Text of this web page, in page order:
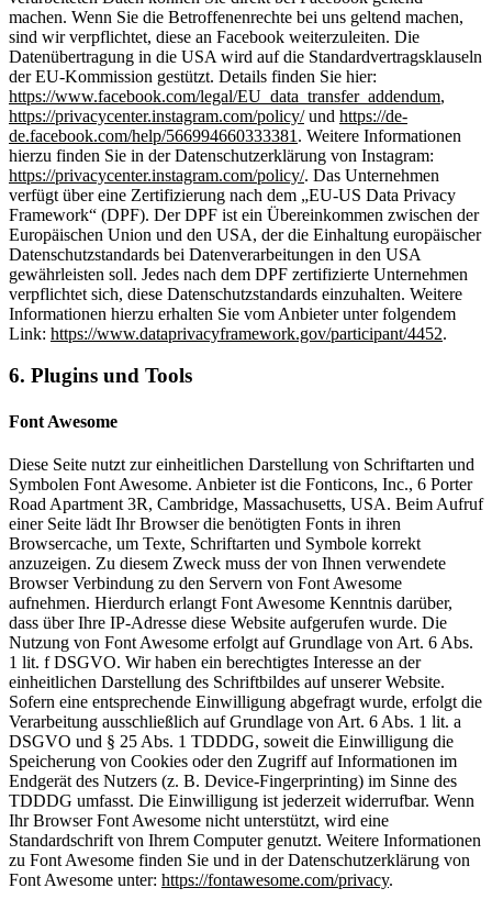
machen. Wenn Sie die Betroffenenrechte bei uns geltend machen,
sind wir verpflichtet, diese an Facebook weiterzuleiten. Die
Datenübertragung in die USA wird auf die Standardvertragsklauseln
der EU-Kommission gestützt. Details finden Sie hier:
https://www.facebook.com/legal/EU_data_transfer_addendum,
https://privacycenter.instagram.com/policy/und https://de-
de.facebook.com/help/566994660333381 . Weitere Informationen
hierzu finden Sie in der Datenschutzerklärung von Instagram:
https://privacycenter.instagram.com/policy/. Das Unternehmen
verfügt über eine Zertifizierung nach dem „EU-US Data Privacy
Framework“ (DPF). Der DPF ist ein Übereinkommen zwischen der
Europäischen Union und den USA, der die Einhaltung europäischer
Datenschutzstandards bei Datenverarbeitungen in den USA
gewährleisten soll. Jedes nach dem DPF zertifizierte Unternehmen
verpflichtet sich, diese Datenschutzstandards einzuhalten. Weitere
Informationen hierzu erhalten Sie vom Anbieter unter folgendem
Link: https://www.dataprivacyframework.gov/participant/4452.
6. Plugins und Tools
Font Awesome
Diese Seite nutzt zur einheitlichen Darstellung von Schriftarten und
Symbolen Font Awesome. Anbieter ist die Fonticons, Inc., 6 Porter
Road Apartment 3R, Cambridge, Massachusetts, USA. Beim Aufruf
einer Seite lädt Ihr Browser die benötigten Fonts in ihren
Browsercache, um Texte, Schriftarten und Symbole korrekt
anzuzeigen. Zu diesem Zweck muss der von Ihnen verwendete
Browser Verbindung zu den Servern von Font Awesome
aufnehmen. Hierdurch erlangt Font Awesome Kenntnis darüber,
dass über Ihre IP-Adresse diese Website aufgerufen wurde. Die
Nutzung von Font Awesome erfolgt auf Grundlage von Art. 6 Abs.
1 lit. f DSGVO. Wir haben ein berechtigtes Interesse an der
einheitlichen Darstellung des Schriftbildes auf unserer Website.
Sofern eine entsprechende Einwilligung abgefragt wurde, erfolgt die
Verarbeitung ausschließlich auf Grundlage von Art. 6 Abs. 1 lit. a
DSGVO und § 25 Abs. 1 TDDDG, soweit die Einwilligung die
Speicherung von Cookies oder den Zugriff auf Informationen im
Endgerät des Nutzers (z. B. Device-Fingerprinting) im Sinne des
TDDDG umfasst. Die Einwilligung ist jederzeit widerrufbar. Wenn
Ihr Browser Font Awesome nicht unterstützt, wird eine
Standardschrift von Ihrem Computer genutzt. Weitere Informationen
zu Font Awesome finden Sie und in der Datenschutzerklärung von
Font Awesome unter: https://fontawesome.com/privacy.